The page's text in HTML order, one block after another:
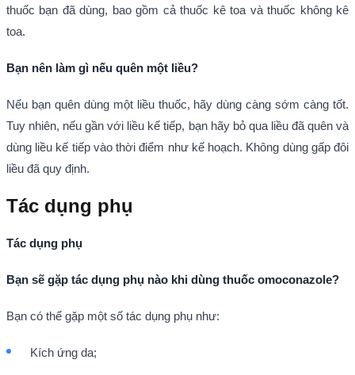
thuốc bạn đã dùng, bao gồm cả thuốc kê toa và thuốc không kê
toa.
Bạn nên làm gì nếu quên một liều?
Nếu bạn quên dùng một liều thuốc, hãy dùng càng sớm càng tốt.
Tuy nhiên, nếu gần với liều kế tiếp, bạn hãy bỏ qua liều đã quên và
dùng liều kế tiếp vào thời điểm như kế hoạch. Không dùng gấp đôi
liều đã quy định.
Tác dụng phụ
Tác dụng phụ
Bạn sẽ gặp tác dụng phụ nào khi dùng thuốc omoconazole?
Bạn có thể gặp một số tác dụng phụ như:
Kích ứng da;